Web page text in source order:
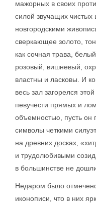
мажорных в своих
силой звучащих чистых
новгородскими
сверкающее золото,
как сочная трава,
розовый, вишневый,
властны и ласковы. И
весь зал загорелся
певучести прямых и
объемностью, пусть он
символы четкими
на древних досках,
и трудолюбивыми
в большинстве не
Недаром было
иконописи, что в них